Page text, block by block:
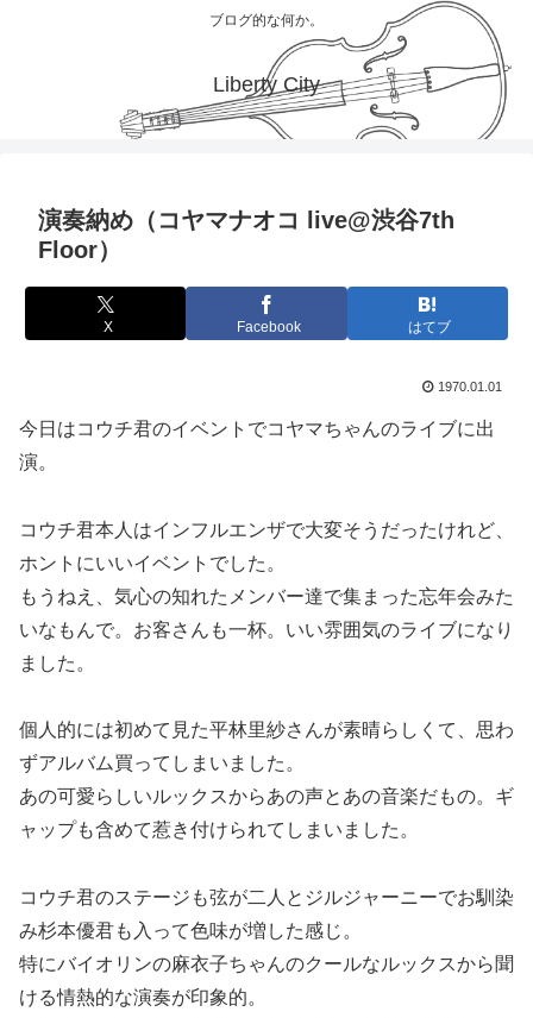
ブログ的な何か。
Liberty City
演奏納め（コヤマナオコ live@渋谷7th
Floor）
X Facebook はてブ
1970.01.01
今日はコウチ君のイベントでコヤマちゃんのライブに出
演。
コウチ君本人はインフルエンザで大変そうだったけれど、
ホントにいいイベントでした。
もうねえ、気心の知れたメンバー達で集まった忘年会みた
いなもんで。お客さんも一杯。いい雰囲気のライブになり
ました。
個人的には初めて見た平林里紗さんが素晴らしくて、思わ
ずアルバム買ってしまいました。
あの可愛らしいルックスからあの声とあの音楽だもの。ギ
ャップも含めて惹き付けられてしまいました。
コウチ君のステージも弦が二人とジルジャーニーでお馴染
み杉本優君も入って色味が増した感じ。
特にバイオリンの麻衣子ちゃんのクールなルックスから聞
ける情熱的な演奏が印象的。